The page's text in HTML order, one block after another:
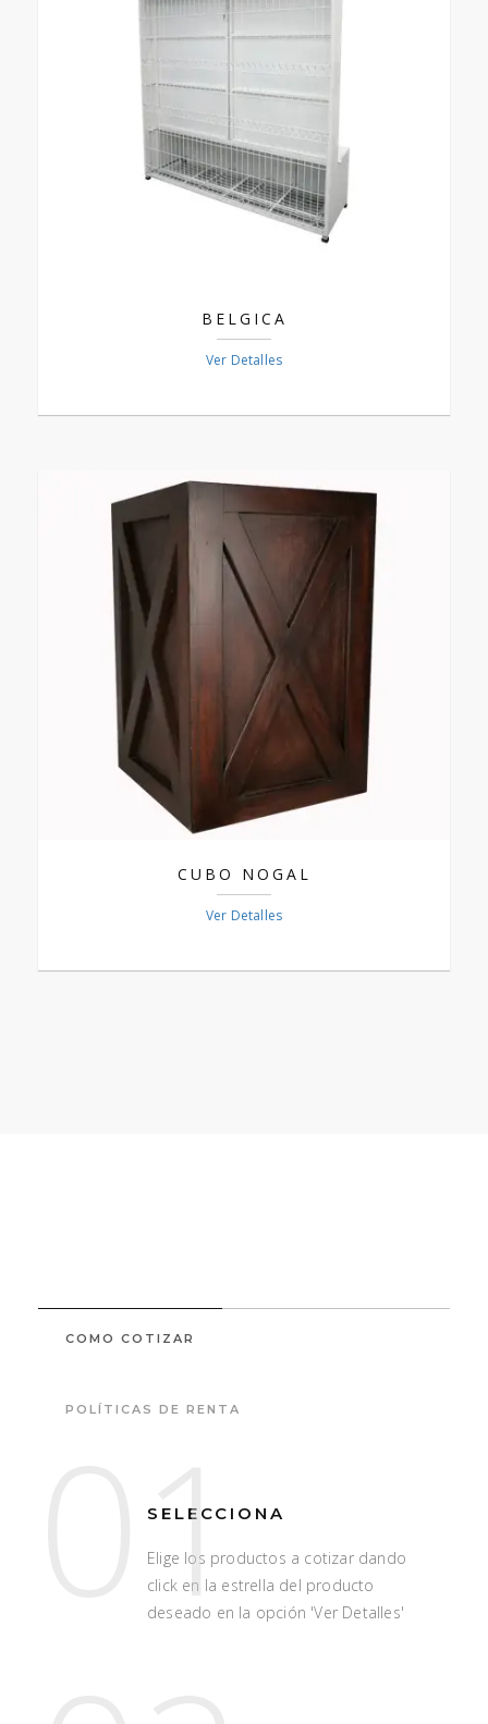
BELGICA
Ver Detalles
CUBO NOGAL
Ver Detalles
COMO COTIZAR
POLÍTICAS DE RENTA
01
SELECCIONA
Elige los productos a cotizar dando
click en la estrella del producto
deseado en la opción 'Ver Detalles'